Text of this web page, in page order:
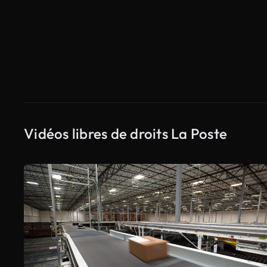
Vidéos libres de droits La Poste